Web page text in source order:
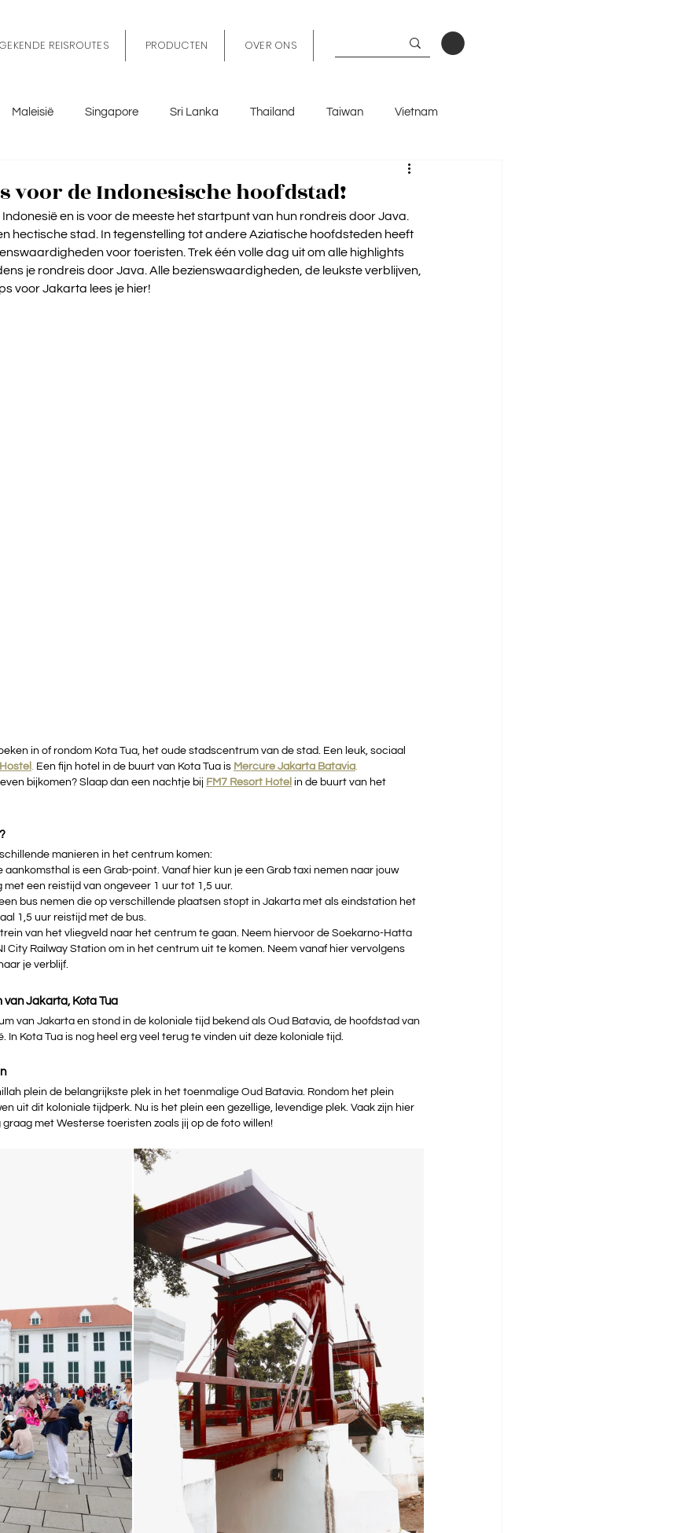
REISROUTES PRODUCTEN OVER ONS
Maleisië Singapore Sri Lanka Thailand Taiwan Vietnam
voor de Indonesische hoofdstad!
en is voor de meeste het startpunt van hun rondreis door Java.
hectische stad. In tegenstelling tot andere Aziatische hoofdsteden heeft
voor toeristen. Trek één volle dag uit om alle highlights
je rondreis door Java. Alle bezienswaardigheden, de leukste verblijven,
voor Jakarta lees je hier!
in of rondom Kota Tua, het oude stadscentrum van de stad. Een leuk, sociaal
ostel . Een fijn hotel in de buurt van Kota Tua is Mercure Jakarta Batavia.
bijkomen? Slaap dan een nachtje bij FM7 Resort Hotel in de buurt van het
manieren in het centrum komen:
aankomsthal is een Grab-point. Vanaf hier kun je een Grab taxi nemen naar jouw
een reistijd van ongeveer 1 uur tot 1,5 uur.
bus nemen die op verschillende plaatsen stopt in Jakarta met als eindstation het
1,5 uur reistijd met de bus.
van het vliegveld naar het centrum te gaan. Neem hiervoor de Soekarno-Hatta
City Railway Station om in het centrum uit te komen. Neem vanaf hier vervolgens
je verblijf.
Jakarta, Kota Tua
van Jakarta en stond in de koloniale tijd bekend als Oud Batavia, de hoofdstad van
In Kota Tua is nog heel erg veel terug te vinden uit deze koloniale tijd.
plein de belangrijkste plek in het toenmalige Oud Batavia. Rondom het plein
uit dit koloniale tijdperk. Nu is het plein een gezellige, levendige plek. Vaak zijn hier
met Westerse toeristen zoals jij op de foto willen!